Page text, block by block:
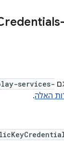
services-
האלה.